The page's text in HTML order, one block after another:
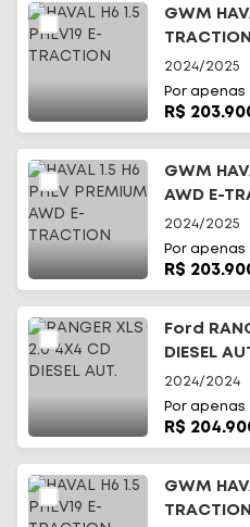
GWM
TRACTION
2024/2025
Por apenas
R$
GWM
AWD E-
2024/2025
Por apenas
R$
Ford
DIESEL
2024/2024
Por apenas
R$
GWM
TRACTION